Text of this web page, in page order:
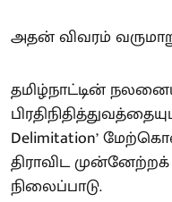
அதன் விவரம்
தமிழ்நாட்டின்
Delimitation’
திராவிட
நிலைப்பாடு.